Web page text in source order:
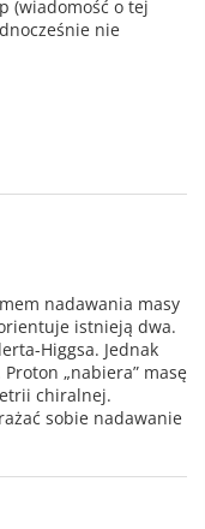
(wiadomość o tej
nie
nadawania masy
istnieją dwa.
Higgsa. Jednak
„nabiera” masę
chiralnej.
sobie nadawanie